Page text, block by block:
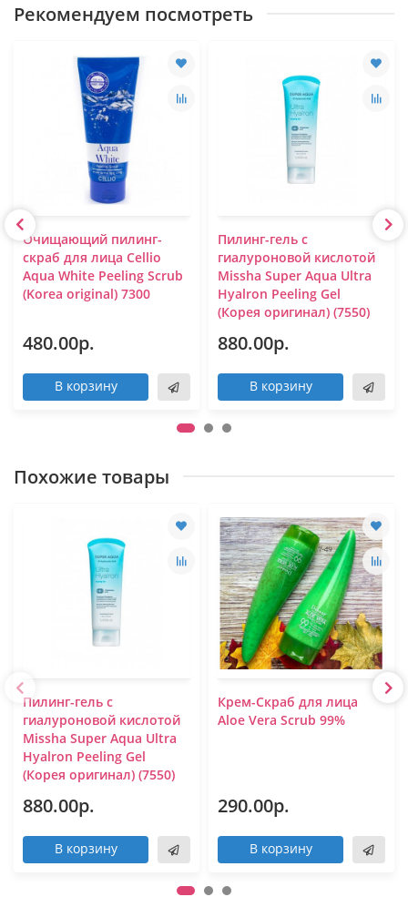
Рекомендуем посмотреть
Очищающий пилинг-
скраб для лица Cellio
Aqua White Peeling Scrub
(Korea original) 7300
480.00р.
В корзину
Пилинг-гель с
гиалуроновой кислотой
Missha Super Aqua Ultra
Hyalron Peeling Gel
(Корея оригинал) (7550)
880.00р.
В корзину
Похожие товары
Пилинг-гель с
гиалуроновой кислотой
Missha Super Aqua Ultra
Hyalron Peeling Gel
(Корея оригинал) (7550)
880.00р.
В корзину
Крем-Скраб для лица
Aloe Vera Scrub 99%
290.00р.
В корзину